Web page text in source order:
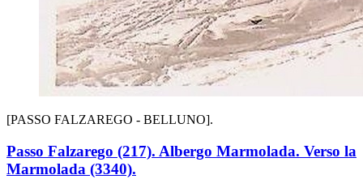
[PASSO FALZAREGO - BELLUNO].
Passo Falzarego (217). Albergo Marmolada. Verso la
Marmolada (3340).